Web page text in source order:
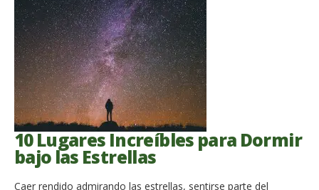
10 Lugares Increíbles para Dormir
bajo las Estrellas
Caer rendido admirando las estrellas, sentirse parte del